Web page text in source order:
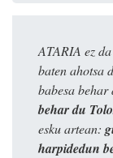
ATARIA ez
baten ahotsa
babesa
behar du
esku artean:
harpidedun